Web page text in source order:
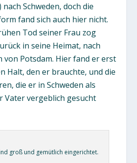
Schweden, doch die
fand sich auch hier nicht.
Tod seiner Frau zog
in seine Heimat, nach
von Potsdam. Hier fand er erst
Halt, den er brauchte, und die
die er in Schweden als
Vater vergeblich gesucht
groß und gemütlich eingerichtet.